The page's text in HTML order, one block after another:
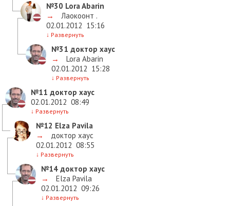
№30 Lora Abarin
→
Лаокоонт .
02.01.2012 15:16
↓ Развернуть
№31 доктор хаус
→
Lora Abarin
02.01.2012 15:28
↓ Развернуть
№11 доктор хаус
02.01.2012 08:49
↓ Развернуть
№12 Elza Pavila
→
доктор хаус
02.01.2012 08:55
↓ Развернуть
№14 доктор хаус
→
Elza Pavila
02.01.2012 09:26
↓ Развернуть